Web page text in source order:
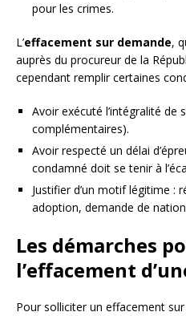
pour les crimes.
L’effacement sur demande,
auprès du procureur de la
cependant remplir certaines
Avoir exécuté l’intégralité de
complémentaires).
Avoir respecté un délai
condamné doit se tenir à
Justifier d’un motif légitime :
adoption, demande de
Les démarches
l’effacement
Pour solliciter un effacement